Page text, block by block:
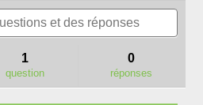
vous
redirigera
vers
avis.
1
question
0
réponses